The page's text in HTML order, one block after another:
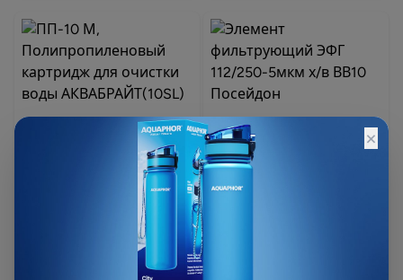
Полипропиленовый
картридж для очистки
воды АКВАБРАЙТ(10SL)
Элемент фильтрующий
ЭФГ 112/250-5мкм х/в
ВВ10 Посейдон
×